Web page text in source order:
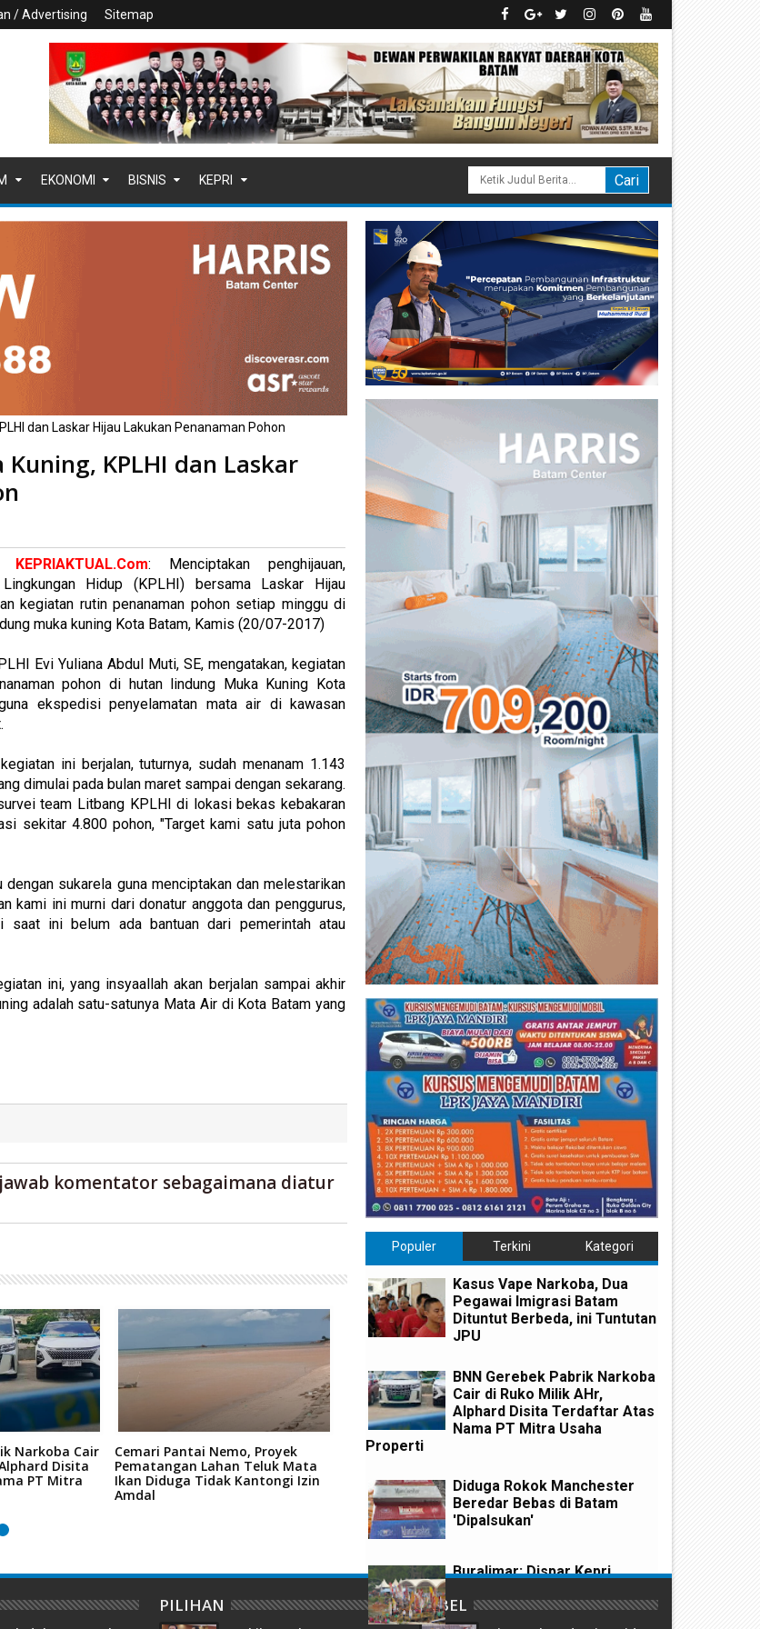
/ Advertising Sitemap
EKONOMI BISNIS KEPRI
dan Laskar Hijau Lakukan Penanaman Pohon
KPLHI dan Laskar
KEPRIAKTUAL.Com: Menciptakan penghijauan,
Hidup (KPLHI) bersama Laskar Hijau
kegiatan rutin penanaman pohon setiap minggu di
muka kuning Kota Batam, Kamis (20/07-2017)
Evi Yuliana Abdul Muti, SE, mengatakan, kegiatan
pohon di hutan lindung Muka Kuning Kota
ekspedisi penyelamatan mata air di kawasan
ini berjalan, tuturnya, sudah menanam 1.143
dimulai pada bulan maret sampai dengan sekarang.
team Litbang KPLHI di lokasi bekas kebakaran
sekitar 4.800 pohon, "Target kami satu juta pohon
sukarela guna menciptakan dan melestarikan
kami ini murni dari donatur anggota dan penggurus,
ini belum ada bantuan dari pemerintah atau
ini, yang insyaallah akan berjalan sampai akhir
adalah satu-satunya Mata Air di Kota Batam yang
komentator sebagaimana diatur
Narkoba Cair
Disita
PT Mitra
Cemari Pantai Nemo, Proyek
Pematangan Lahan Teluk Mata
Ikan Diduga Tidak Kantongi Izin
Amdal
Kuasai 303 Hektare Hutan
6 Bulan Penjara Terdakwa
Hanjaya
Masri Diadili Perkara TPPU
Miliaran
Populer Terkini Kategori
Kasus Vape Narkoba, Dua
Pegawai Imigrasi Batam
Dituntut Berbeda, ini Tuntutan
JPU
BNN Gerebek Pabrik Narkoba
Cair di Ruko Milik AHr,
Alphard Disita Terdaftar Atas
Nama PT Mitra Usaha
Properti
Diduga Rokok Manchester
Beredar Bebas di Batam
'Dipalsukan'
Buralimar: Dispar Kepri
Promosi Wisata Kepri
PILIHAN LABEL